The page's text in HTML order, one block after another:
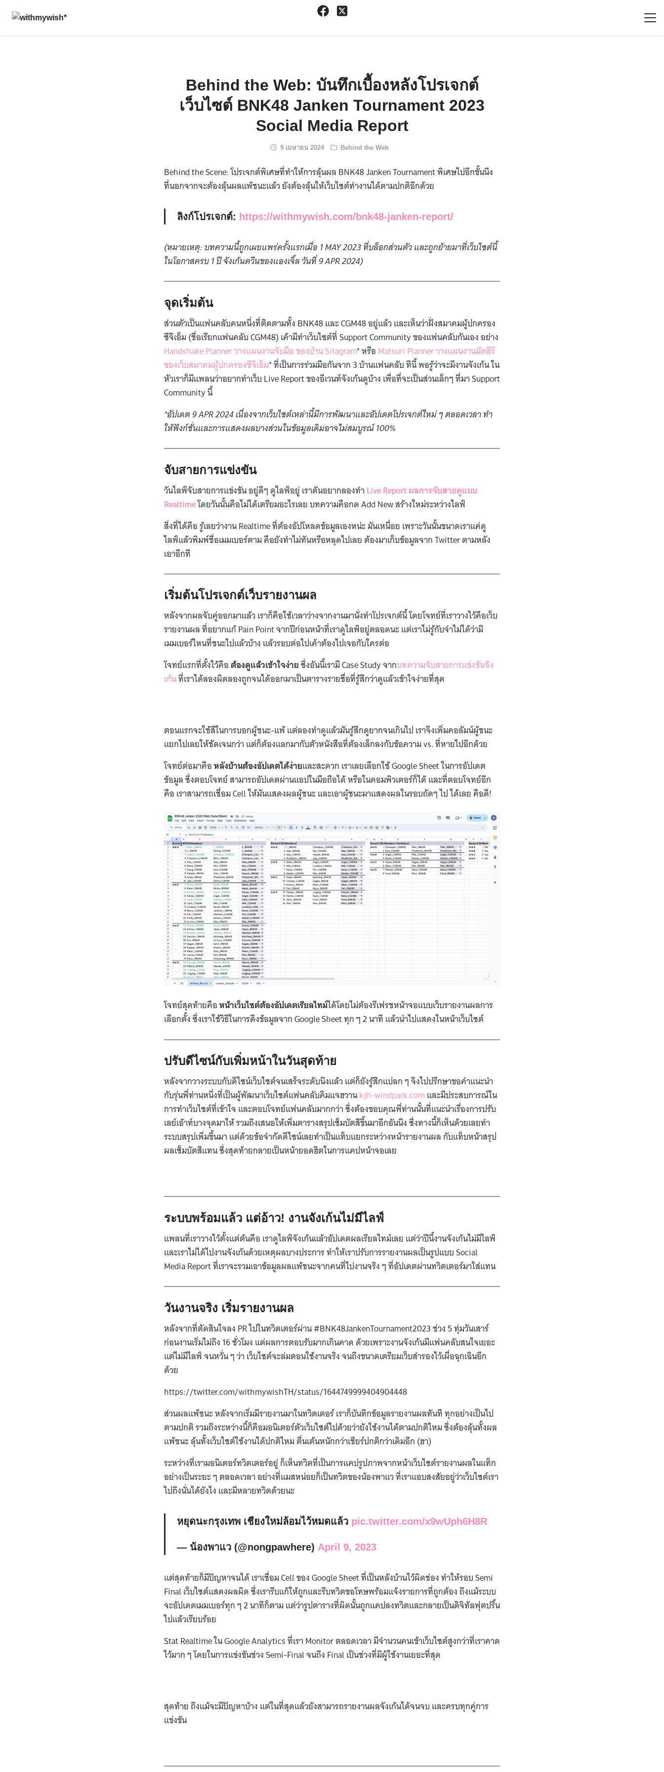
Behind the Web: บันทึกเบื้องหลังโปรเจกต์
เว็บไซต์ BNK48 Janken Tournament 2023
Social Media Report
9 เมษายน 2024 Behind the Web
Behind the Scene: โปรเจกต์พิเศษที่ทำให้การลุ้นผล BNK48 Janken Tournament พิเศษไปอีกขั้นนึง
ที่นอกจากจะต้องลุ้นผลแพ้ชนะแล้ว ยังต้องลุ้นให้เว็บไซต์ทำงานได้ตามปกติอีกด้วย
ลิงก์โปรเจกต์: https://withmywish.com/bnk48-janken-report/
(หมายเหตุ: บทความนี้ถูกเผยแพร่ครั้งแรกเมื่อ 1 MAY 2023 ที่บล็อกส่วนตัว และถูกย้ายมาที่เว็บไซต์นี้
ในโอกาสครบ 1 ปี จังเก้นควีนของแองเจิ้ล วันที่ 9 APR 2024)
จุดเริ่มต้น
ส่วนตัวเป็นแฟนคลับคนหนึ่งที่ติดตามทั้ง BNK48 และ CGM48 อยู่แล้ว และเห็นว่าฝั่งสมาคมผู้ปกครอง
ซีจีเอ็ม (ชื่อเรียกแฟนคลับ CGM48) เค้ามีทำเว็บไซต์ที่ Support Community ของแฟนคลับกันเอง อย่าง
Handshake Planner วางแผนงานจับมือ ของบ้าน Sitagram* หรือ Matsuri Planner วางแผนงานมัตสึริ
ของเว็บสมาคมผู้ปกครองซีจีเอ็ม* ที่เป็นการร่วมมือกันจาก 3 บ้านแฟนคลับ ทีนี้ พอรู้ว่าจะมีงานจังเก้น ใน
หัวเราก็มีแพลนว่าอยากทำเว็บ Live Report ของอีเวนท์จังเก้นดูบ้าง เพื่อที่จะเป็นส่วนเล็กๆ ที่มา Support
Community นี้
*อัปเดต 9 APR 2024 เนื่องจากเว็บไซต์เหล่านี้มีการพัฒนาและอัปเดตโปรเจกต์ใหม่ ๆ ตลอดเวลา ทำ
ให้ฟังก์ชั่นและการแสดงผลบางส่วนในข้อมูลเดิมอาจไม่สมบูรณ์ 100%
จับสายการแข่งขัน
วันไลฟ์จับสายการแข่งขัน อยู่ดีๆ ดูไลฟ์อยู่ เราดันอยากลองทำ Live Report ผลการจับสายดูแบบ
Realtimeโดยวันนั้นคือไม่ได้เตรียมอะไรเลย บทความคือกด Add New สร้างใหม่ระหว่างไลฟ์
สิ่งที่ได้คือ รู้เลยว่างาน Realtime ที่ต้องอัปโหลดข้อมูลเองหน่ะ มันเหนื่อย เพราะวันนั้นขนาดเราแค่ดู
ไลฟ์แล้วพิมพ์ชื่อเมมเบอร์ตาม คือยังทำไม่ทันหรือหลุดไปเลย ต้องมาเก็บข้อมูลจาก Twitter ตามหลัง
เอาอีกที
เริ่มต้นโปรเจกต์เว็บรายงานผล
หลังจากผลจับคู่ออกมาแล้ว เราก็คือใช้เวลาว่างจากงานมานั่งทำโปรเจกต์นี้ โดยโจทย์ที่เราวางไว้คือเว็บ
รายงานผล ที่อยากแก้ Pain Point จากปีก่อนหน้าที่เราดูไลฟ์อยู่ตลอดนะ แต่เราไม่รู้กับจำไม่ได้ว่ามี
เมมเบอร์ไหนที่ชนะไปแล้วบ้าง แล้วรอบต่อไปเค้าต้องไปเจอกับใครต่อ
โจทย์แรกที่ตั้งไว้คือ ต้องดูแล้วเข้าใจง่ายซึ่งอันนี้เรามี Case Study จากบทความจับสายการแข่งขันจัง
เก้นที่เราได้ลองผิดลองถูกจนได้ออกมาเป็นตารางรายชื่อที่รู้สึกว่าดูแล้วเข้าใจง่ายที่สุด
ตอนแรกจะใช้สีในการบอกผู้ชนะ-แพ้ แต่ลองทำดูแล้วมันรู้สึกดูยากจนเกินไป เราจึงเพิ่มคอลัมน์ผู้ชนะ
แยกไปเลยให้ชัดเจนกว่า แต่ก็ต้องแลกมากับตัวหนังสือที่ต้องเล็กลงกับข้อความ vs. ที่หายไปอีกด้วย
โจทย์ต่อมาคือหลังบ้านต้องอัปเดตได้ง่ายและสะดวก เราเลยเลือกใช้ Google Sheet ในการอัปเดต
ข้อมูล ซึ่งตอบโจทย์ สามารถอัปเดตผ่านแอปในมือถือได้ หรือในคอมพิวเตอร์ก็ได้ และที่ตอบโจทย์อีก
คือ เราสามารถเชื่อม Cell ให้มันแสดงผลผู้ชนะ และเอาผู้ชนะมาแสดงผลในรอบถัดๆ ไป ได้เลย คือดี!
โจทย์สุดท้ายคือหน้าเว็บไซต์ต้องอัปเดตเรียลไทม์ได้โดยไม่ต้องรีเฟรชหน้าจอแบบเว็บรายงานผลการ
เลือกตั้ง ซึ่งเราใช้วิธีในการดึงข้อมูลจาก Google Sheet ทุก ๆ 2 นาที แล้วนำไปแสดงในหน้าเว็บไซต์
ปรับดีไซน์กับเพิ่มหน้าในวันสุดท้าย
หลังจากวางระบบกับดีไซน์เว็บไซต์จนเสร็จระดับนึงแล้ว แต่ก็ยังรู้สึกแปลก ๆ จึงไปปรึกษาขอคำแนะนำ
กับรุ่นพี่ท่านหนึ่งที่เป็นผู้พัฒนาเว็บไซต์แฟนคลับคิมแจฮวานkjh-windpark.com และมีประสบการณ์ใน
การทำเว็บไซต์ที่เข้าใจ และตอบโจทย์แฟนคลับมากกว่า ซึ่งต้องขอบคุณพี่ท่านนั้นที่แนะนำเรื่องการปรับ
เลย์เอ้าท์บางจุดมาให้ รวมถึงเสนอให้เพิ่มตารางสรุปเซ็มบัตสึขึ้นมาอีกอันนึง ซึ่งทางนี้ก็เห็นด้วยเลยทำ
ระบบสรุปเพิ่มขึ้นมา แต่ด้วยข้อจำกัดดีไซน์เลยทำเป็นแท็บแยกระหว่างหน้ารายงานผล กับแท็บหน้าสรุป
ผลเซ็มบัตสึแทน ซึ่งสุดท้ายกลายเป็นหน้ายอดฮิตในการแคปหน้าจอเลย
ระบบพร้อมแล้ว แต่อ้าว! งานจังเก้นไม่มีไลฟ์
แพลนที่เราวางไว้ตั้งแต่ต้นคือ เราดูไลฟ์จังเก้นแล้วอัปเดตผลเรียลไทม์เลย แต่ว่าปีนี้งานจังเก้นไม่มีไลฟ์
และเราไม่ได้ไปงานจังเก้นด้วยเหตุผลบางประการ ทำให้เราปรับการรายงานผลเป็นรูปแบบ Social
Media Report ที่เราจะรวมเอาข้อมูลผลแพ้ชนะจากคนที่ไปงานจริง ๆ ที่อัปเดตผ่านทวิตเตอร์มาใส่แทน
วันงานจริง เริ่มรายงานผล
หลังจากที่ตัดสินใจลง PR ไปในทวิตเตอร์ผ่าน #BNK48JankenTournament2023 ช่วง 5 ทุ่มวันเสาร์
ก่อนงานเริ่มไม่ถึง 16 ชั่วโมง แต่ผลการตอบรับมากเกินคาด ด้วยเพราะงานจังเก้นมีแฟนคลับสนใจเยอะ
แต่ไม่มีไลฟ์ จนหวั่น ๆ ว่า เว็บไซต์จะล่มตอนใช้งานจริง จนถึงขนาดเตรียมเว็บสำรองไว้เผื่อฉุกเฉินอีก
ด้วย
https://twitter.com/withmywishTH/status/1644749999404904448
ส่วนผลแพ้ชนะ หลังจากเริ่มมีรายงานมาในทวิตเตอร์ เราก็บันทึกข้อมูลรายงานผลทันที ทุกอย่างเป็นไป
ตามปกติ รวมถึงระหว่างนี้ก็คือมอนิเตอร์ตัวเว็บไซต์ไปด้วยว่ายังใช้งานได้ตามปกติไหม ซึ่งต้องลุ้นทั้งผล
แพ้ชนะ ลุ้นทั้งเว็บไซต์ใช้งานได้ปกติไหม ตื่นเต้นหนักกว่าเชียร์ปกติกว่าเดิมอีก (ฮา)
ระหว่างที่เรามอนิเตอร์ทวิตเตอร์อยู่ ก็เห็นทวิตที่เป็นการแคปรูปภาพจากหน้าเว็บไซต์รายงานผลในแท็ก
อย่างเป็นระยะ ๆ ตลอดเวลา อย่างที่แมสหน่อยก็เป็นทวิตของน้องพาแว ที่เราแอบสงสัยอยู่ว่าเว็บไซต์เรา
ไปถึงนั่นได้ยังไง และมีหลายทวิตด้วยนะ
หยุดนะกรุงเทพ เชียงใหม่ล้อมไว้หมดแล้ว pic.twitter.com/x9wUph6H8R
— น้องพาแว (@nongpawhere) April 9, 2023
แต่สุดท้ายก็มีปัญหาจนได้ เราเชื่อม Cell ของ Google Sheet ที่เป็นหลังบ้านไว้ผิดช่อง ทำให้รอบ Semi
Final เว็บไซต์แสดงผลผิด ซึ่งเรารีบแก้ให้ถูกและรีบทวิตขอโทษพร้อมแจ้งรายการที่ถูกต้อง ถึงแม้ระบบ
จะอัปเดตเมมเบอร์ทุก ๆ 2 นาทีก็ตาม แต่ว่ารูปตารางที่ผิดนั้นถูกแคปลงทวิตและกลายเป็นดิจิทัลฟุตปริ้น
ไปแล้วเรียบร้อย
Stat Realtime ใน Google Analytics ที่เรา Monitor ตลอดเวลา มีจำนวนคนเข้าเว็บไซต์สูงกว่าที่เราคาด
ไว้มาก ๆ โดยในการแข่งขันช่วง Semi-Final จนถึง Final เป็นช่วงที่มีผู้ใช้งานเยอะที่สุด
สุดท้าย ถึงแม้จะมีปัญหาบ้าง แต่ในที่สุดแล้วยังสามารถรายงานผลจังเก้นได้จนจบ และครบทุกคู่การ
แข่งขัน